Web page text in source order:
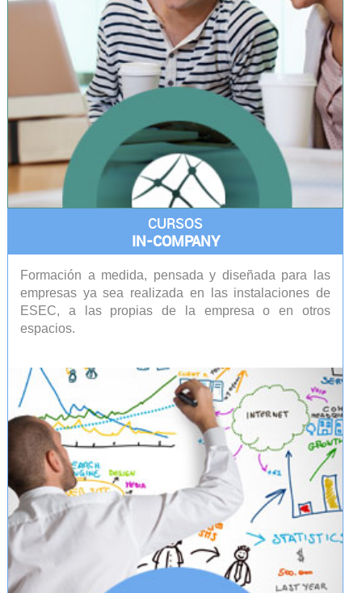
CURSOS
IN-COMPANY
Formación a medida, pensada y diseñada para las
empresas ya sea realizada en las instalaciones de
ESEC, a las propias de la empresa o en otros
espacios.